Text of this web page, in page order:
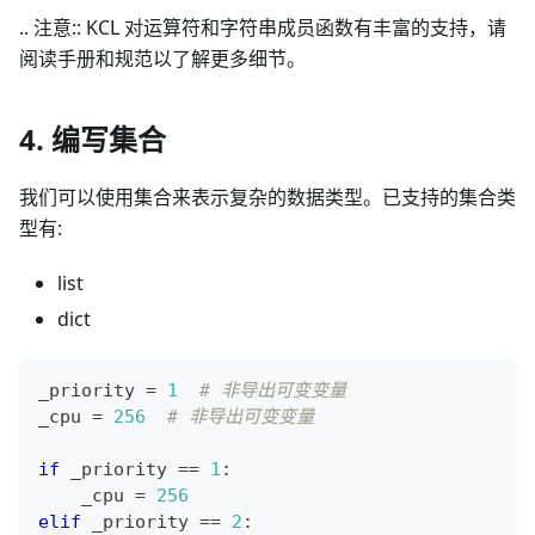
.. 注意:: KCL 对运算符和字符串成员函数有丰富的支持，请
阅读手册和规范以了解更多细节。
4. 编写集合
我们可以使用集合来表示复杂的数据类型。已支持的集合类
型有:
list
dict
_priority = 1
# 非导出可变变量
_cpu = 256 # 非导出可变变量
if _priority == 1 :
    _cpu
= 256
elif _priority == 2 :